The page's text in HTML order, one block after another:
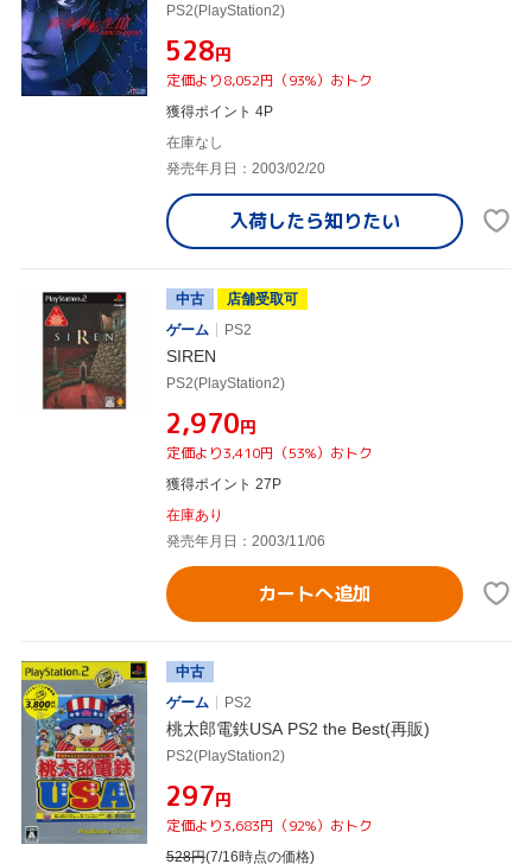
PS2(PlayStation2)
¥528円
定価より8,052円（93%）おトク
獲得ポイント 4P
在庫なし
発売年月日：2003/02/20
入荷したら知りたい
中古
店舗受取可
ゲーム
PS2
SIREN
PS2(PlayStation2)
¥2,970円
定価より3,410円（53%）おトク
獲得ポイント 27P
在庫あり
発売年月日：2003/11/06
カートへ追加
中古
ゲーム
PS2
桃太郎電鉄USA PS2 the Best(再販)
PS2(PlayStation2)
¥297円
定価より3,683円（92%）おトク
528円(7/16時点の価格)